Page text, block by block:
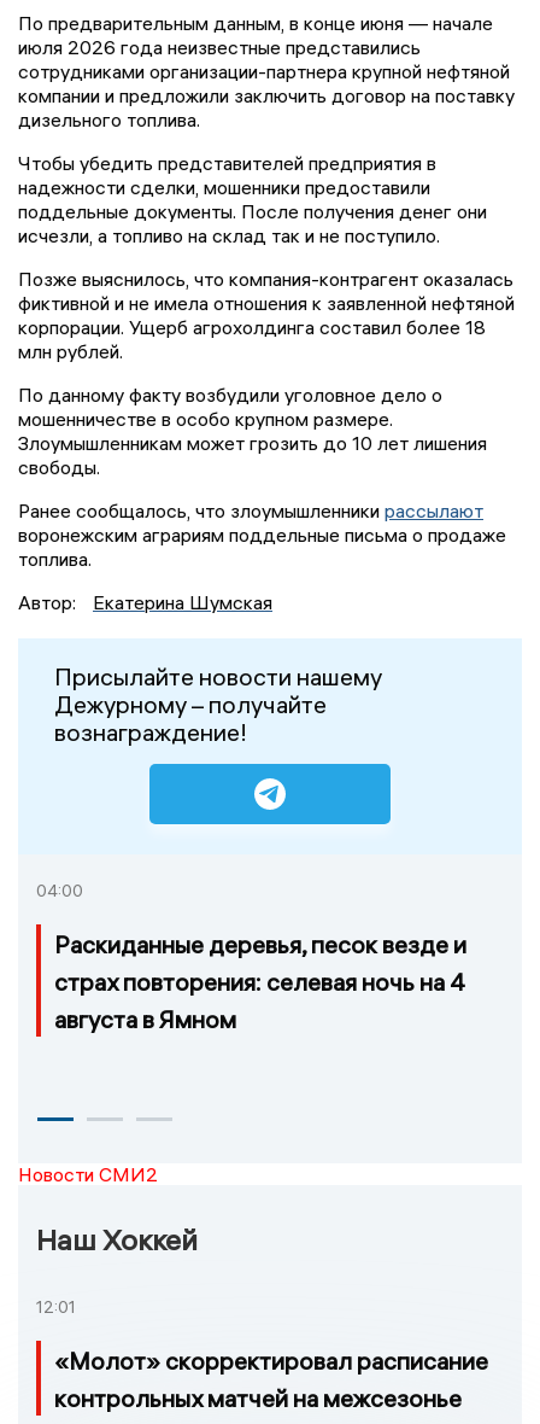
По предварительным данным, в конце июня — начале
июля 2026 года неизвестные представились
сотрудниками организации-партнера крупной нефтяной
компании и предложили заключить договор на поставку
дизельного топлива.
Чтобы убедить представителей предприятия в
надежности сделки, мошенники предоставили
поддельные документы. После получения денег они
исчезли, а топливо на склад так и не поступило.
Позже выяснилось, что компания-контрагент оказалась
фиктивной и не имела отношения к заявленной нефтяной
корпорации. Ущерб агрохолдинга составил более 18
млн рублей.
По данному факту возбудили уголовное дело о
мошенничестве в особо крупном размере.
Злоумышленникам может грозить до 10 лет лишения
свободы.
Ранее сообщалось, что злоумышленники рассылают
воронежским аграриям поддельные письма о продаже
топлива.
Автор:
Екатерина Шумская
Присылайте новости нашему
Дежурному – получайте
вознаграждение!
04:00
Раскиданные деревья, песок везде и
страх повторения: селевая ночь на 4
августа в Ямном
Новости СМИ2
Наш Хоккей
12:01
«Молот» скорректировал расписание
контрольных матчей на межсезонье